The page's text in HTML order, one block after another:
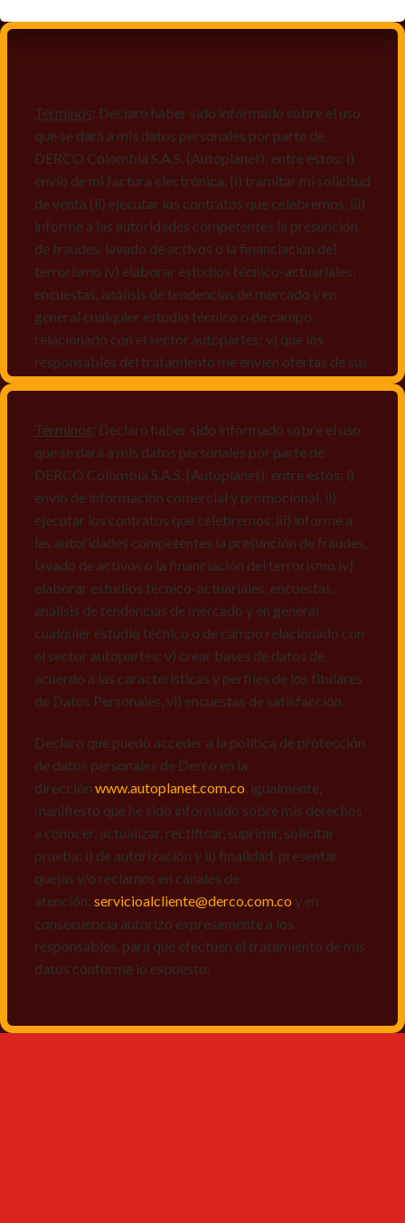
Términos: Declaro haber sido informado sobre el uso
que se dará a mis datos personales por parte de
DERCO Colombia S.A.S. (Autoplanet); entre estos: i)
envío de mi factura electrónica, (i) tramitar mi solicitud
de venta (ii) ejecutar los contratos que celebremos, iii)
informe a las autoridades competentes la presunción
de fraudes, lavado de activos o la financiación del
terrorismo iv) elaborar estudios técnico-actuariales,
encuestas, análisis de tendencias de mercado y en
general cualquier estudio técnico o de campo
relacionado con el sector autopartes; v) que los
responsables del tratamiento me envíen ofertas de sus
mismos, vi) crear bases de datos de acuerdo a las
características y perfiles de los titulares de Datos
Personales, v) encuestas de satisfacción, vi) reportes
recall.
Declaro que puedo acceder a la política de protección
de datos personales de Derco en la
direcciónwww.autoplanet.com.co, igualmente,
manifiesto que he sido informado sobre mis derechos
a conocer, actualizar, rectificar, suprimir, solicitar
prueba: i) de autorización y ii) finalidad, presentar
quejas y/o reclamos en canales de
atención: servicioalcliente@derco.com.coy en
responsables, para que efectúen el tratamiento de mis
datos conforme lo expuesto.
Términos: Declaro haber sido informado sobre el uso
que se dará a mis datos personales por parte de
DERCO Colombia S.A.S. (Autoplanet); entre estos: i)
envío de información comercial y promocional, ii)
ejecutar los contratos que celebremos, iii) informe a
las autoridades competentes la presunción de fraudes,
lavado de activos o la financiación del terrorismo iv)
elaborar estudios técnico-actuariales, encuestas,
análisis de tendencias de mercado y en general
cualquier estudio técnico o de campo relacionado con
el sector autopartes; v) crear bases de datos de
acuerdo a las características y perfiles de los titulares
de Datos Personales, vi) encuestas de satisfacción.
Declaro que puedo acceder a la política de protección
de datos personales de Derco en la
dirección www.autoplanet.com.co , igualmente,
manifiesto que he sido informado sobre mis derechos
a conocer, actualizar, rectificar, suprimir, solicitar
prueba: i) de autorización y ii) finalidad, presentar
quejas y/o reclamos en canales de
atención: servicioalcliente@derco.com.co y en
consecuencia autorizo expresamente a los
responsables, para que efectúen el tratamiento de mis
datos conforme lo expuesto.